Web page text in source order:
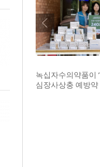
녹십자수의약품이
심장사상충 예방